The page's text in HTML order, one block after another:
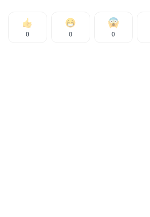
0 0 0